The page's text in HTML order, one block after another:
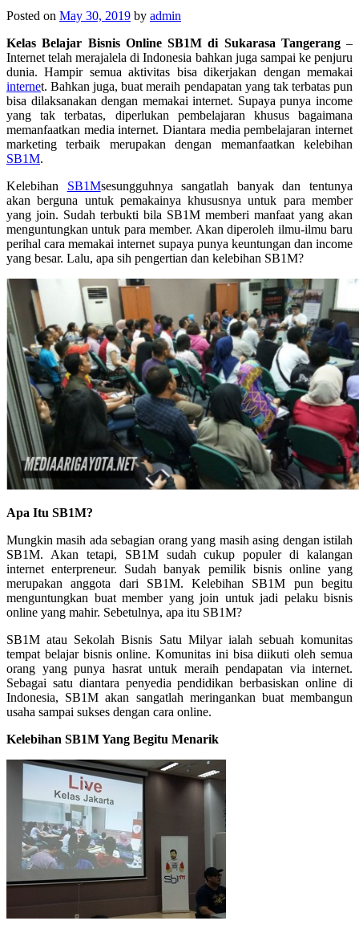
Posted on May 30, 2019 by admin
Kelas Belajar Bisnis Online SB1M di Sukarasa Tangerang–
Internet telah merajalela di Indonesia bahkan juga sampai ke penjuru
dunia. Hampir semua aktivitas bisa dikerjakan dengan memakai
internet. Bahkan juga, buat meraih pendapatan yang tak terbatas pun
bisa dilaksanakan dengan memakai internet. Supaya punya income
yang tak terbatas, diperlukan pembelajaran khusus bagaimana
memanfaatkan media internet. Diantara media pembelajaran internet
marketing terbaik merupakan dengan memanfaatkan kelebihan
SB1M.
Kelebihan SB1Msesungguhnya sangatlah banyak dan tentunya
akan berguna untuk pemakainya khususnya untuk para member
yang join. Sudah terbukti bila SB1M memberi manfaat yang akan
menguntungkan untuk para member. Akan diperoleh ilmu-ilmu baru
perihal cara memakai internet supaya punya keuntungan dan income
yang besar. Lalu, apa sih pengertian dan kelebihan SB1M?
Apa Itu SB1M?
Mungkin masih ada sebagian orang yang masih asing dengan istilah
SB1M. Akan tetapi, SB1M sudah cukup populer di kalangan
internet enterpreneur. Sudah banyak pemilik bisnis online yang
merupakan anggota dari SB1M. Kelebihan SB1M pun begitu
menguntungkan buat member yang join untuk jadi pelaku bisnis
online yang mahir. Sebetulnya, apa itu SB1M?
SB1M atau Sekolah Bisnis Satu Milyar ialah sebuah komunitas
tempat belajar bisnis online. Komunitas ini bisa diikuti oleh semua
orang yang punya hasrat untuk meraih pendapatan via internet.
Sebagai satu diantara penyedia pendidikan berbasiskan online di
Indonesia, SB1M akan sangatlah meringankan buat membangun
usaha sampai sukses dengan cara online.
Kelebihan SB1M Yang Begitu Menarik